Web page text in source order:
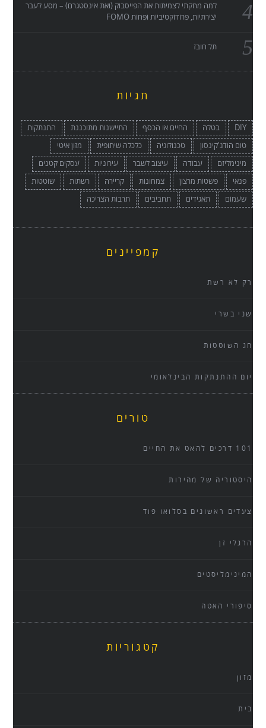
למה מחקתי לצמיתות את הפייסבוק (ואת אינסטגרם) – מסע לעבר
יצירתיות, פרודוקטיביות ופחות FOMO
תל חובז
תגיות
DIY בטלה החיים או הכסף התיישנות מתוכננת
התנתקות
טום הודג'קינסון
טכנולוגיה כלכלה שיתופית
מזון איטי
מינימליזם
עבודה עיצוב לשבר עירוניות
עסקים קטנים
פנאי
פשטות מרצון צמחונות קריירה רשתות
שוטטות
שעמום
תאגידים תחביבים תרבות הצריכה
קמפיינים
רק לא רשת
שני בשרי
חג השוטטות
יום ההתנתקות הבינלאומי
טורים
101 דרכים להאט את החיים
היסטוריה של מהירות
צעדים ראשונים בסלואו פוד
הרגלי זן
המינימליסטים
סיפורי האטה
קטגוריות
מזון
בית